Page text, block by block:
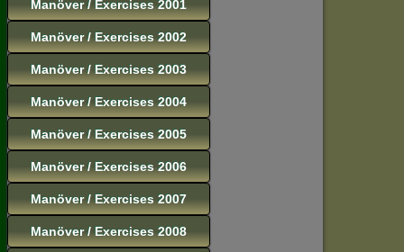
Manöver / Exercises 2001
Manöver / Exercises 2002
Manöver / Exercises 2003
Manöver / Exercises 2004
Manöver / Exercises 2005
Manöver / Exercises 2006
Manöver / Exercises 2007
Manöver / Exercises 2008